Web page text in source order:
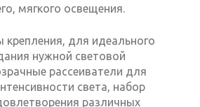
мягкого освещения.
крепления, для идеального
нужной световой
рассеиватели для
света, набор
различных